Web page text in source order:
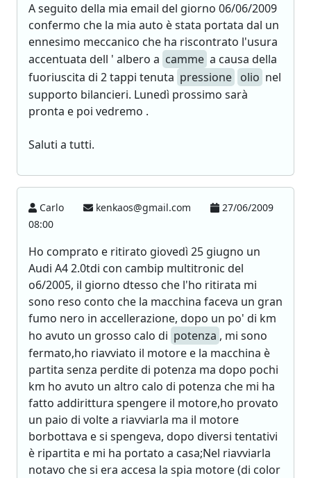
A seguito della mia email del giorno 06/06/2009
confermo che la mia auto è stata portata dal un
ennesimo meccanico che ha riscontrato l'usura
accentuata dell ' albero a camme a causa della
fuoriuscita di 2 tappi tenuta pressione olio nel
supporto bilancieri. Lunedì prossimo sarà
pronta e poi vedremo .
Saluti a tutti.
Carlo kenkaos@gmail.com
27/06/2009
08:00
Ho comprato e ritirato giovedì 25 giugno un
Audi A4 2.0tdi con cambip multitronic del
o6/2005, il giorno dtesso che l'ho ritirata mi
sono reso conto che la macchina faceva un gran
fumo nero in accellerazione, dopo un po' di km
ho avuto un grosso calo di potenza , mi sono
fermato,ho riavviato il motore e la macchina è
partita senza perdite di potenza ma dopo pochi
km ho avuto un altro calo di potenza che mi ha
fatto addirittura spengere il motore,ho provato
un paio di volte a riavviarla ma il motore
borbottava e si spengeva, dopo diversi tentativi
è ripartita e mi ha portato a casa;Nel riavviarla
notavo che si era accesa la spia motore (di color